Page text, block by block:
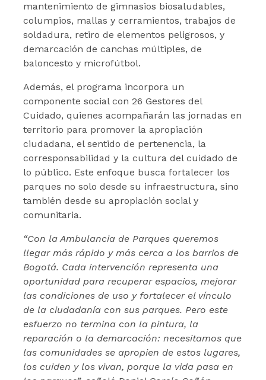
mantenimiento de gimnasios biosaludables,
columpios, mallas y cerramientos, trabajos de
soldadura, retiro de elementos peligrosos, y
demarcación de canchas múltiples, de
baloncesto y microfútbol.
Además, el programa incorpora un
componente social con 26 Gestores del
Cuidado, quienes acompañarán las jornadas en
territorio para promover la apropiación
ciudadana, el sentido de pertenencia, la
corresponsabilidad y la cultura del cuidado de
lo público. Este enfoque busca fortalecer los
parques no solo desde su infraestructura, sino
también desde su apropiación social y
comunitaria.
“Con la Ambulancia de Parques queremos
llegar más rápido y más cerca a los barrios de
Bogotá. Cada intervención representa una
oportunidad para recuperar espacios, mejorar
las condiciones de uso y fortalecer el vínculo
de la ciudadanía con sus parques. Pero este
esfuerzo no termina con la pintura, la
reparación o la demarcación: necesitamos que
las comunidades se apropien de estos lugares,
los cuiden y los vivan, porque la vida pasa en